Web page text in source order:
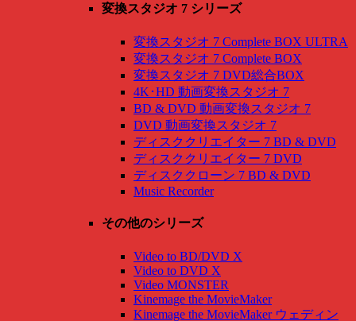
変換スタジオ 7 シリーズ
変換スタジオ 7 Complete BOX ULTRA
変換スタジオ 7 Complete BOX
変換スタジオ 7 DVD総合BOX
4K･HD 動画変換スタジオ 7
BD & DVD 動画変換スタジオ 7
DVD 動画変換スタジオ 7
ディスククリエイター 7 BD & DVD
ディスククリエイター 7 DVD
ディスククローン 7 BD & DVD
Music Recorder
その他のシリーズ
Video to BD/DVD X
Video to DVD X
Video MONSTER
Kinemage the MovieMaker
Kinemage the MovieMaker ウェディン